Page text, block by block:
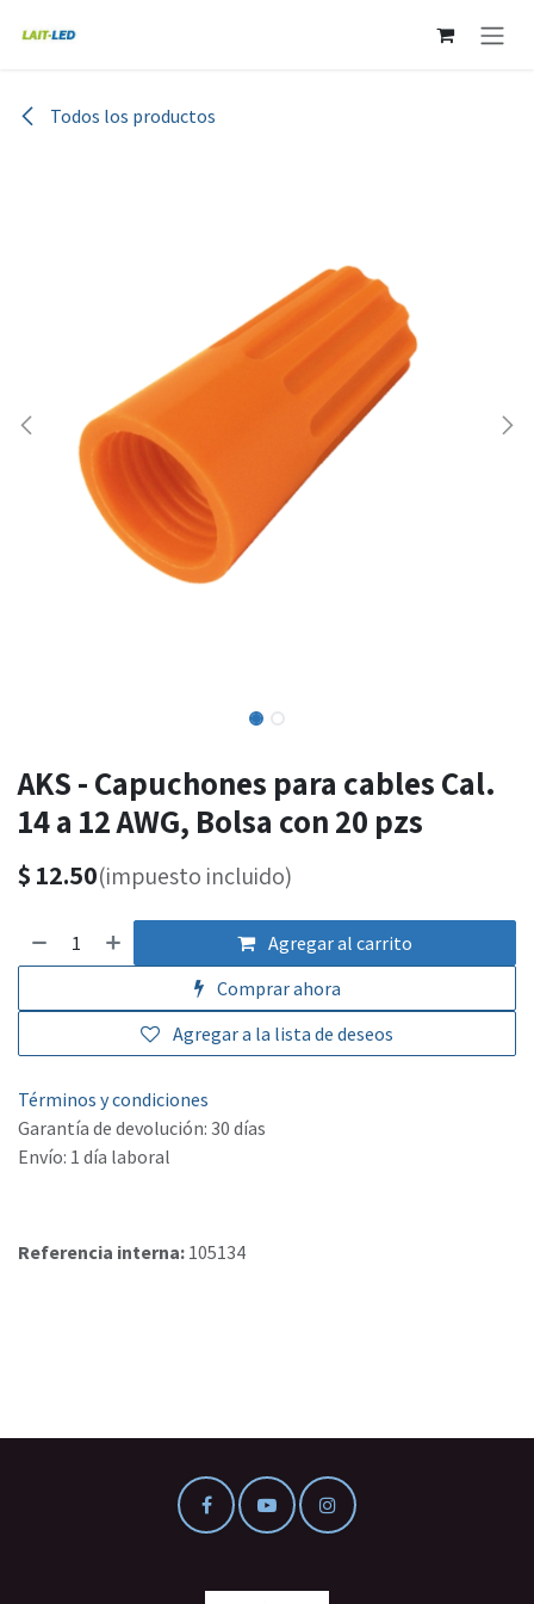
Todos los productos
AKS - Capuchones para cables Cal.
14 a 12 AWG, Bolsa con 20 pzs
$ 12.50(impuesto incluido)
Agregar al carrito
Comprar ahora
Agregar a la lista de deseos
Términos y condiciones
Garantía de devolución: 30 días
Envío: 1 día laboral
Referencia interna: 105134